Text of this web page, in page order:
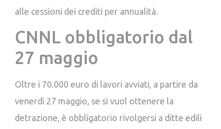
alle cessioni dei crediti per annualità.
CNNL obbligatorio dal
27 maggio
Oltre i 70.000 euro di lavori avviati, a partire da
venerdì 27 maggio, se si vuol ottenere la
detrazione, è obbligatorio rivolgersi a ditte edili